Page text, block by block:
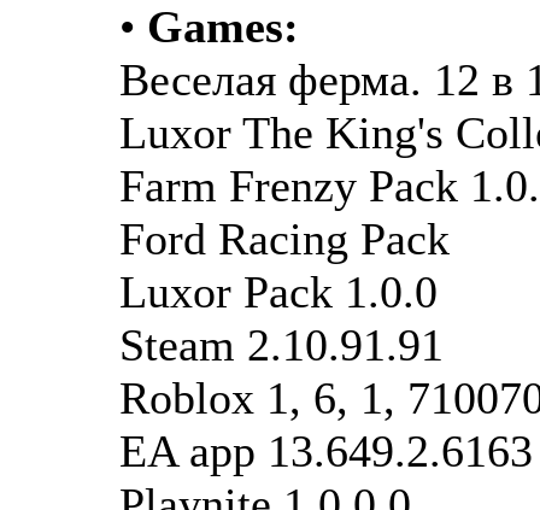
• Games:
Веселая ферма. 12 в
Luxor The King's
Farm Frenzy Pack
Ford Racing Pack
Luxor Pack 1.0.0
Steam 2.10.91.91
Roblox 1, 6, 1,
EA app 13.649.2.6163